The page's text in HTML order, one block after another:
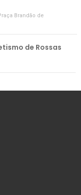
Brandão de
de Rossas